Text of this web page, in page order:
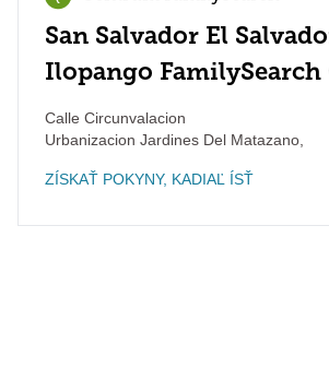
San Salvador El
Ilopango FamilySearch
Calle Circunvalacion
Urbanizacion Jardines Del Matazano
ZÍSKAŤ POKYNY, KADIAĽ ÍSŤ